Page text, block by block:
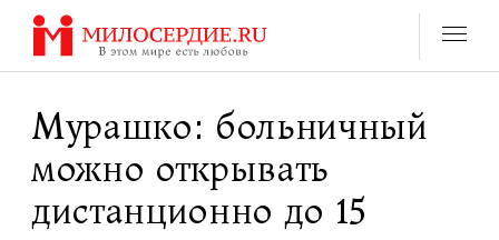
Перейти
содержанию
Мурашко: больничный
можно открывать
дистанционно до 15